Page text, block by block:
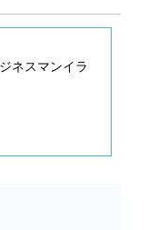
ネスマンイラ